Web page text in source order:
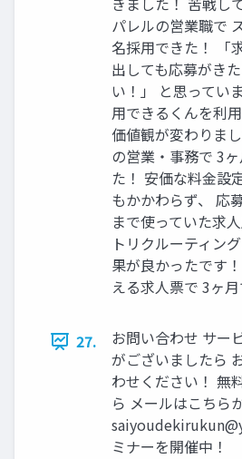
パレルの営業職で
名採用できた！ 「
出しても応募がき
い！」 と思ってい
用できるくんを利
価値観が変わりま
の営業・事務で 3
た！ 安価な料金設
もかかわらず、 応
まで使っていた求
トリクルーティン
果が良かったです
える求人票で 3ヶ
27.
お問い合わせ サー
がございましたら
わせください！ 無
ら メールはこちら
ミナーを開催中！